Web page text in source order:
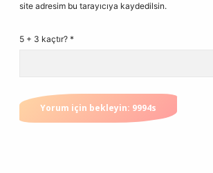
site adresim bu tarayıcıya kaydedilsin.
5 + 3 kaçtır? *